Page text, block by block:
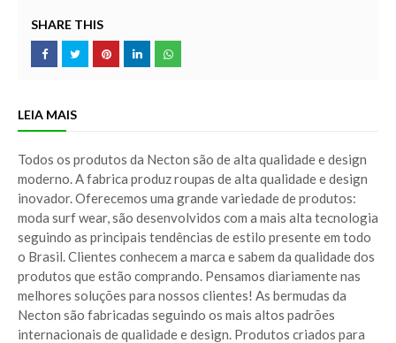
SHARE THIS
LEIA MAIS
Todos os produtos da Necton são de alta qualidade e design
moderno. A fabrica produz roupas de alta qualidade e design
inovador. Oferecemos uma grande variedade de produtos:
moda surf wear, são desenvolvidos com a mais alta tecnologia
seguindo as principais tendências de estilo presente em todo
o Brasil. Clientes conhecem a marca e sabem da qualidade dos
produtos que estão comprando. Pensamos diariamente nas
melhores soluções para nossos clientes! As bermudas da
Necton são fabricadas seguindo os mais altos padrões
internacionais de qualidade e design. Produtos criados para